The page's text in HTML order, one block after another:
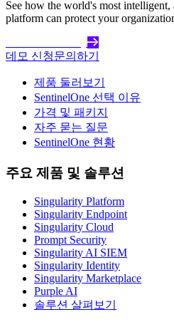
See how the world's most
platform can protect your
데모 신청문의하기
제품 둘러보기
SentinelOne 선택 이유
가격 및 패키지
자주 묻는 질문
SentinelOne 현황
주요 제품 및 솔루션
Singularity Platform
Singularity Endpoint
Singularity Cloud
Prompt Security
Singularity AI SIEM
Singularity Identity
Singularity Marketplace
Purple AI
솔루션 살펴보기